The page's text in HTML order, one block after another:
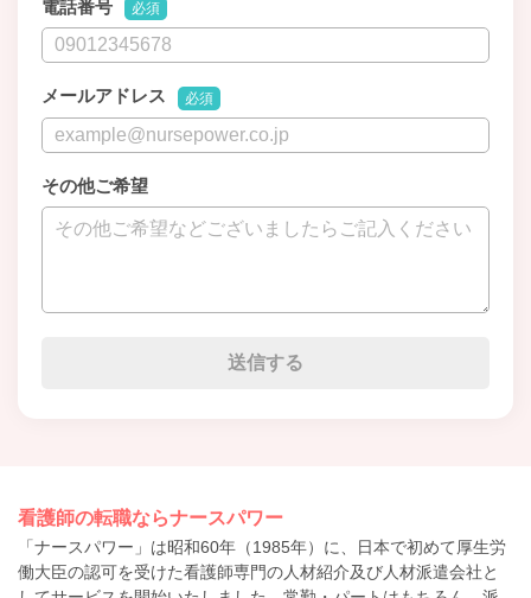
電話番号 必須
メールアドレス 必須
その他ご希望
看護師の転職ならナースパワー
「ナースパワー」は昭和60年（1985年）に、日本で初めて厚生労
働大臣の認可を受けた看護師専門の人材紹介及び人材派遣会社と